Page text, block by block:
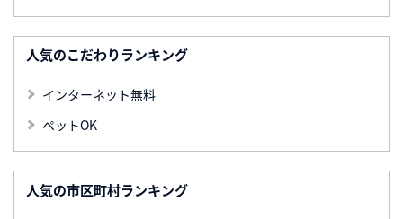
人気のこだわりランキング
インターネット無料
ペットOK
人気の市区町村ランキング